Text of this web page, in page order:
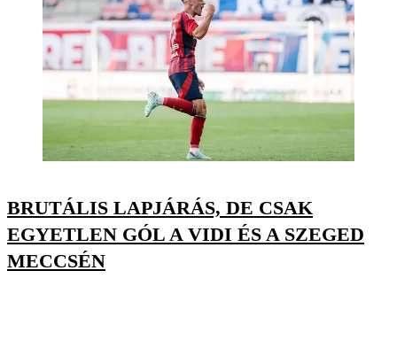
BRUTÁLIS LAPJÁRÁS, DE CSAK
EGYETLEN GÓL A VIDI ÉS A SZEGED
MECCSÉN